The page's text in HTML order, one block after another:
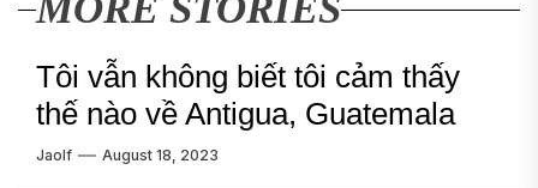
Tôi vẫn không biết tôi cảm thấy
thế nào về Antigua, Guatemala
Jaolf August 18, 2023